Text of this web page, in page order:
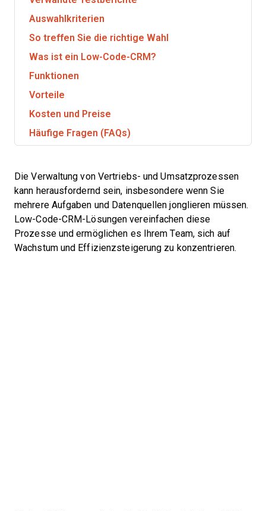
Auswahlkriterien
So treffen Sie die richtige Wahl
Was ist ein Low-Code-CRM?
Funktionen
Vorteile
Kosten und Preise
Häufige Fragen (FAQs)
Die Verwaltung von Vertriebs- und Umsatzprozessen
kann herausfordernd sein, insbesondere wenn Sie
mehrere Aufgaben und Datenquellen jonglieren müssen.
Low-Code-CRM-Lösungen vereinfachen diese
Prozesse und ermöglichen es Ihrem Team, sich auf
Wachstum und Effizienzsteigerung zu konzentrieren.